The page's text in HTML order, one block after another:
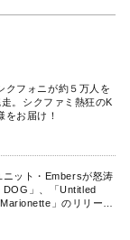
クフォニが約５万人を
。シクファミ熱狂のK
をお届け！
ット・Embersが怒涛
DOG」、「Untitled
」のリリース